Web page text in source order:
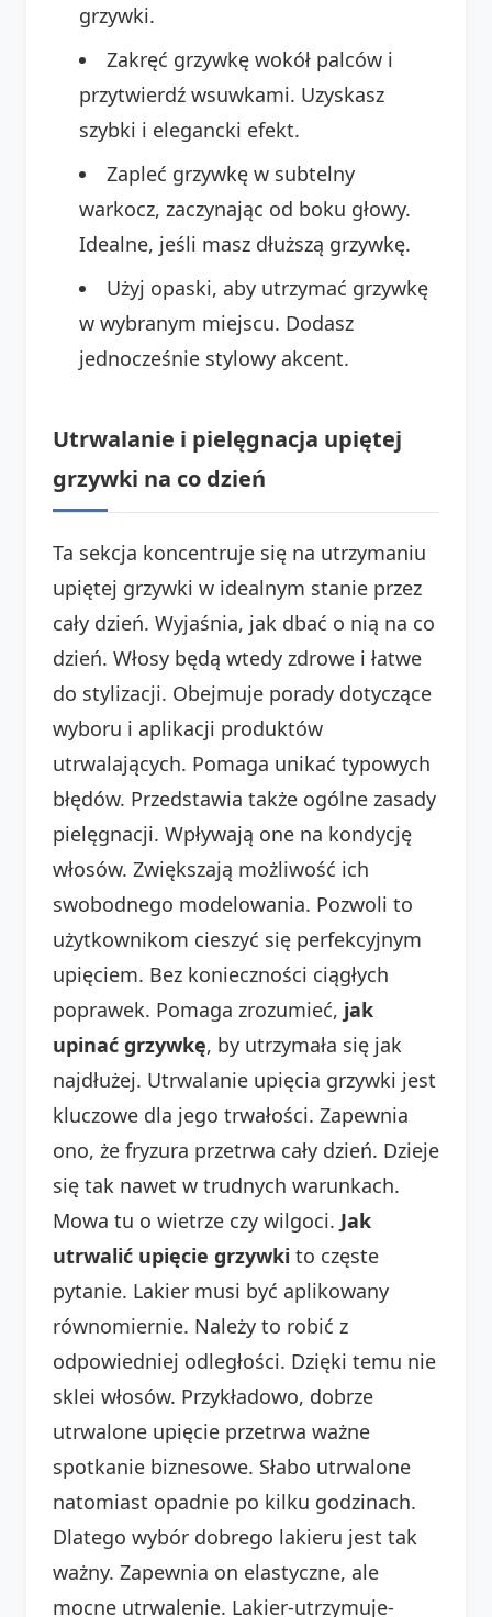
grzywki.
Zakręć grzywkę wokół palców i
przytwierdź wsuwkami. Uzyskasz
szybki i elegancki efekt.
Zapleć grzywkę w subtelny
warkocz, zaczynając od boku głowy.
Idealne, jeśli masz dłuższą grzywkę.
Użyj opaski, aby utrzymać grzywkę
w wybranym miejscu. Dodasz
jednocześnie stylowy akcent.
Utrwalanie i pielęgnacja upiętej
grzywki na co dzień
Ta sekcja koncentruje się na utrzymaniu
upiętej grzywki w idealnym stanie przez
cały dzień. Wyjaśnia, jak dbać o nią na co
dzień. Włosy będą wtedy zdrowe i łatwe
do stylizacji. Obejmuje porady dotyczące
wyboru i aplikacji produktów
utrwalających. Pomaga unikać typowych
błędów. Przedstawia także ogólne zasady
pielęgnacji. Wpływają one na kondycję
włosów. Zwiększają możliwość ich
swobodnego modelowania. Pozwoli to
użytkownikom cieszyć się perfekcyjnym
upięciem. Bez konieczności ciągłych
poprawek. Pomaga zrozumieć, jak
upinać grzywkę, by utrzymała się jak
najdłużej. Utrwalanie upięcia grzywki jest
kluczowe dla jego trwałości. Zapewnia
ono, że fryzura przetrwa cały dzień. Dzieje
się tak nawet w trudnych warunkach.
Mowa tu o wietrze czy wilgoci. Jak
utrwalić upięcie grzywki to częste
pytanie. Lakier musi być aplikowany
równomiernie. Należy to robić z
odpowiedniej odległości. Dzięki temu nie
sklei włosów. Przykładowo, dobrze
utrwalone upięcie przetrwa ważne
spotkanie biznesowe. Słabo utrwalone
natomiast opadnie po kilku godzinach.
Dlatego wybór dobrego lakieru jest tak
ważny. Zapewnia on elastyczne, ale
mocne utrwalenie. Lakier-utrzymuje-